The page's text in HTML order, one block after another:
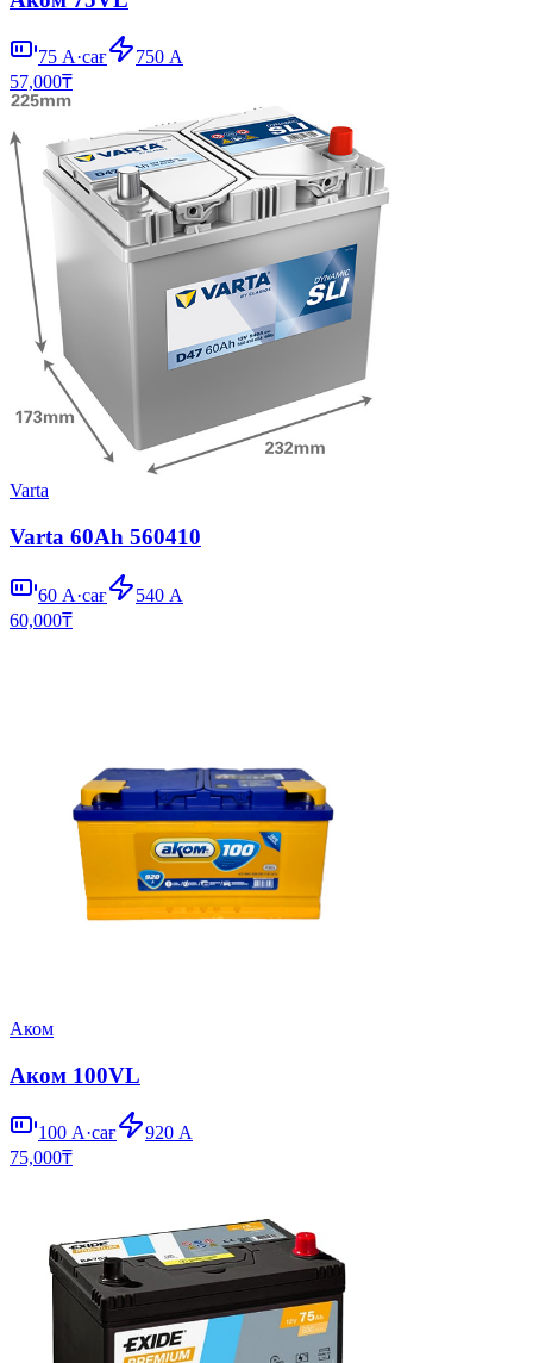
75 А·сағ 750 А
57,000₸
Varta
Varta 60Ah 560410
60 А·сағ 540 А
60,000₸
Аком
Аком 100VL
100 А·сағ 920 А
75,000₸